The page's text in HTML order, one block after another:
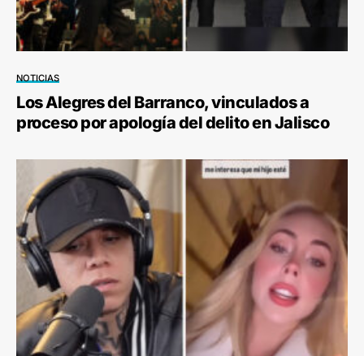
NOTICIAS
Los Alegres del Barranco, vinculados a
proceso por apología del delito en Jalisco